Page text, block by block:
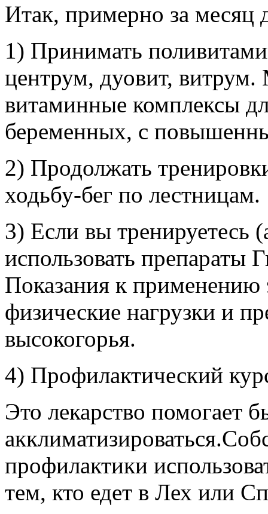
Итак, примерно за
1) Принимать
центрум, дуовит,
витаминные комплексы
беременных, с
2) Продолжать
ходьбу-бег по лестницам.
3) Если вы тренируетесь
использовать препараты
Показания к
физические нагрузки и
высокогорья.
4) Профилактический
Это лекарство помогает
профилактики
тем, кто едет в Лех или